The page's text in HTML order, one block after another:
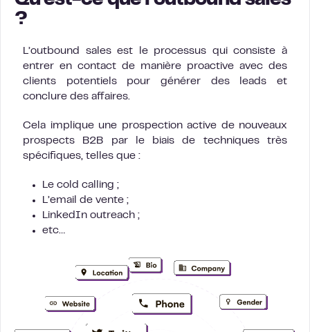
?
L’outbound sales est le processus qui consiste à
entrer en contact de manière proactive avec des
clients potentiels pour générer des leads et
conclure des affaires.
Cela implique une prospection active de nouveaux
prospects B2B par le biais de techniques très
spécifiques, telles que :
Le cold calling ;
L’email de vente ;
LinkedIn outreach ;
etc…